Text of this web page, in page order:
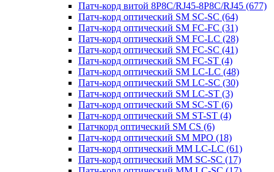
Патч-корд витой 8P8C/RJ45-8P8C/RJ45 (677)
Патч-корд оптический SM SC-SC (64)
Патч-корд оптический SM FC-FC (31)
Патч-корд оптический SM FC-LC (28)
Патч-корд оптический SM FC-SC (41)
Патч-корд оптический SM FC-ST (4)
Патч-корд оптический SM LC-LC (48)
Патч-корд оптический SM LC-SC (30)
Патч-корд оптический SM LC-ST (3)
Патч-корд оптический SM SC-ST (6)
Патч-корд оптический SM ST-ST (4)
Патчкорд оптический SM CS (6)
Патч-корд оптический SM MPO (18)
Патч-корд оптический MM LC-LC (61)
Патч-корд оптический MM SC-SC (17)